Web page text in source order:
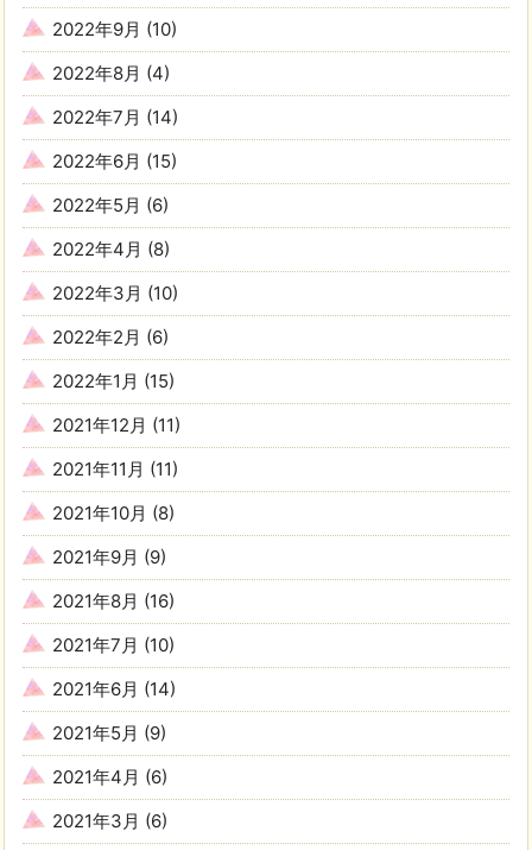
2022年9月 (10)
2022年8月 (4)
2022年7月 (14)
2022年6月 (15)
2022年5月 (6)
2022年4月 (8)
2022年3月 (10)
2022年2月 (6)
2022年1月 (15)
2021年12月 (11)
2021年11月 (11)
2021年10月 (8)
2021年9月 (9)
2021年8月 (16)
2021年7月 (10)
2021年6月 (14)
2021年5月 (9)
2021年4月 (6)
2021年3月 (6)